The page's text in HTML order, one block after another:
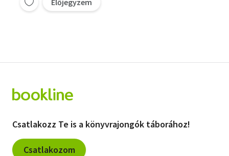
Előjegyzem
Csatlakozz Te is a könyvrajongók táborához!
Csatlakozom